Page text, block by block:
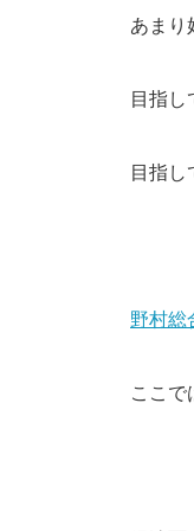
あまり
目指し
目指し
野村総
ここで